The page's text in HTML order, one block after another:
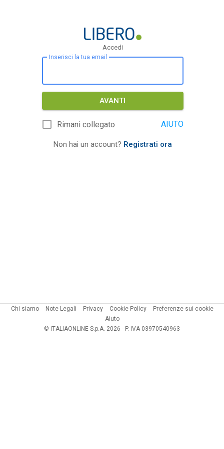
Accedi
Inserisci la tua email
AVANTI
Rimani collegato AIUTO
Non hai un account? Registrati ora
Chi siamo Note Legali Privacy Cookie Policy
Preferenze sui cookie
Aiuto
© ITALIAONLINE S.p.A. 2026 - P. IVA 03970540963